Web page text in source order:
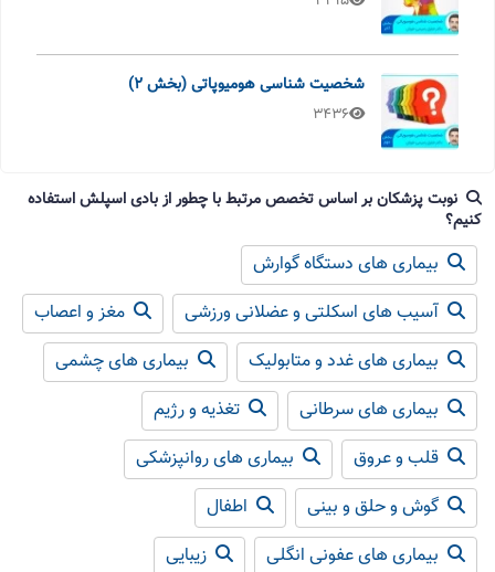
شخصیت شناسی هومیوپاتی (بخش 2)
3436
نوبت پزشکان بر اساس تخصص مرتبط با چطور از بادی اسپلش استفاده
کنیم؟
بیماری های دستگاه گوارش
آسیب های اسکلتی و عضلانی ورزشی
مغز و اعصاب
بیماری های غدد و متابولیک
بیماری های چشمی
بیماری های سرطانی
تغذیه و رژیم
قلب و عروق
بیماری های روانپزشکی
گوش و حلق و بینی
اطفال
بیماری های عفونی انگلی
زیبایی